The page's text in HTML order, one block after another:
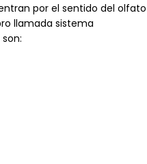
por el sentido del olfato
llamada sistema